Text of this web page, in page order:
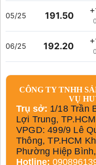
05/25 191.50
06/25 192.20
CÔNG TY TNHH
VỤ
Trụ sở: 1/18 Trần
Lợi Trung, TP.HCM
VPGD: 499/9 Lê
Thông, TP.HCM
Phường Hiệp
Hotline: